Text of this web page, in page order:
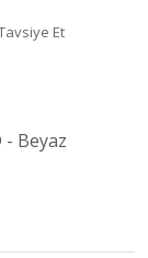
Et
Beyaz